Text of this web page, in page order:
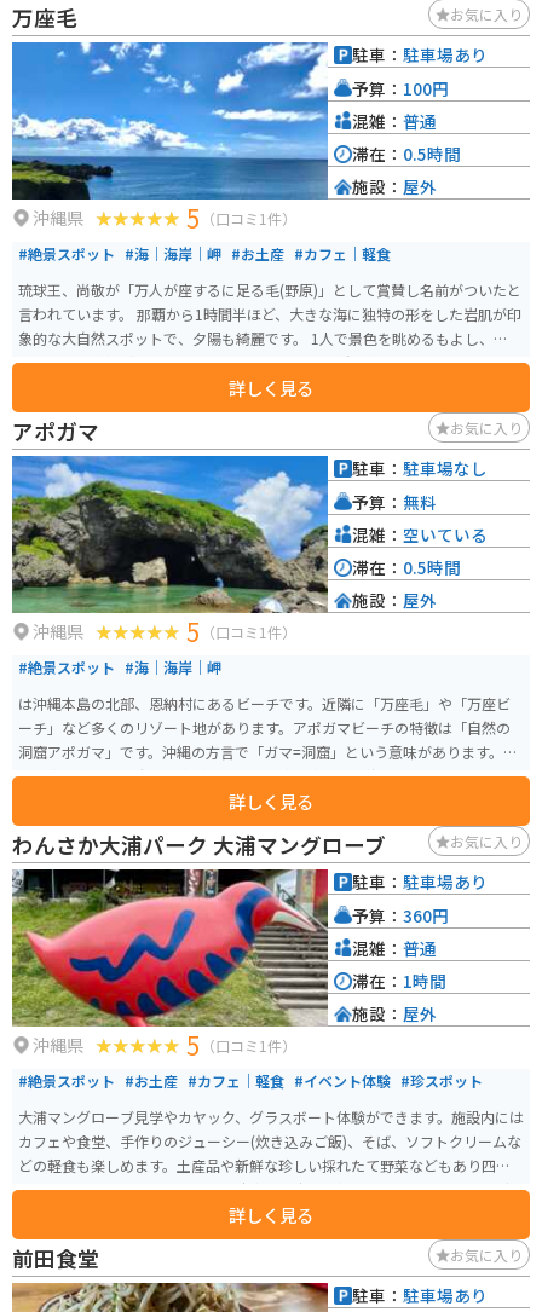
万座毛 お気に入り
沖縄県 5 （口コミ1件）
#絶景スポット #海｜海岸｜岬 #お土産 #カフェ｜軽食
琉球王、尚敬が「万人が座するに足る毛(野原)」として賞賛し名前がついたと
言われています。 那覇から1時間半ほど、大きな海に独特の形をした岩肌が印
象的な大自然スポットで、夕陽も綺麗です。 1人で景色を眺めるもよし、仲間
と行って記念撮影するのもいいと思います。 風が強い冬はオススメできない
かも…。施設が新しくなり食事処や土産物もあります。万座毛限定の切手自販
機があります。遊歩道観覧料は100円です。
詳しく見る
駐車： 駐車場あり
予算： 100円
混雑： 普通
滞在： 0.5時間
施設： 屋外
アポガマ お気に入り
沖縄県 5 （口コミ1件）
#絶景スポット #海｜海岸｜岬
は沖縄本島の北部、恩納村にあるビーチです。近隣に「万座毛」や「万座ビ
ーチ」など多くのリゾート地があります。アポガマビーチの特徴は「自然の
洞窟アポガマ」です。沖縄の方言で「ガマ=洞窟」という意味があります。海
岸の真ん中には巨大な洞窟がありその洞窟の中から外海も一望できます。ま
た、ダイビングやシュノーケリングの人気スポットでもあり、夕方にはキレ
イな夕日も拝めます。
詳しく見る
駐車： 駐車場なし
予算： 無料
混雑： 空いている
滞在： 0.5時間
施設： 屋外
わんさか大浦パーク 大浦マングローブ お気に入り
沖縄県 5 （口コミ1件）
#絶景スポット #お土産 #カフェ｜軽食 #イベント体験 #珍スポット
大浦マングローブ見学やカヤック、グラスボート体験ができます。施設内には
カフェや食堂、手作りのジューシー(炊き込みご飯)、そば、ソフトクリームな
どの軽食も楽しめます。土産品や新鮮な珍しい採れたて野菜などもあり四季
を通じて訪れたいスポットです。駐車場も広くて整備されています。マングロ
詳しく見る
駐車： 駐車場あり
予算： 360円
混雑： 普通
滞在： 1時間
施設： 屋外
前田食堂 お気に入り
駐車： 駐車場あり